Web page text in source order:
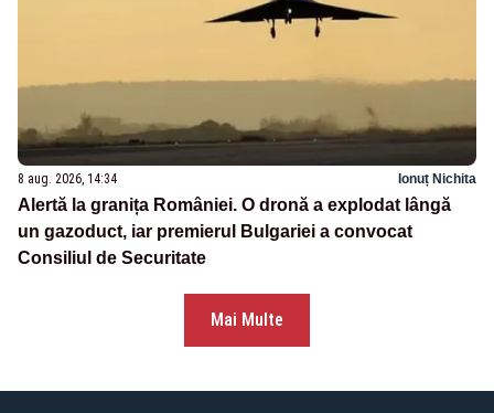
8 aug. 2026, 14:34 Ionuț Nichita
Alertă la granița României. O dronă a explodat lângă
un gazoduct, iar premierul Bulgariei a convocat
Consiliul de Securitate
Mai Multe